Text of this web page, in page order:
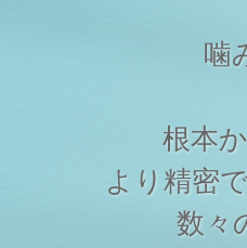
噛
根本
より精密
数々